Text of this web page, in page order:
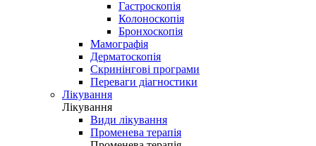
Гастроскопія
Колоноскопія
Бронхоскопія
Мамографія
Дерматоскопія
Скринінгові програми
Переваги діагностики
Лікування
Лікування
Види лікування
Променева терапія